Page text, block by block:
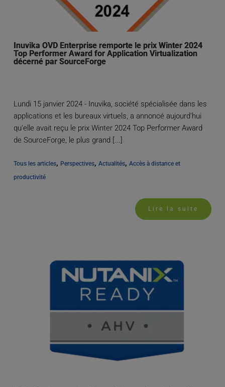
Inuvika OVD Enterprise remporte le prix Winter 2024
Top Performer Award for Application Virtualization
décerné par SourceForge
Lundi 15 janvier 2024 - Inuvika, société spécialisée dans les
applications et les bureaux virtuels, a annoncé aujourd'hui
qu'elle avait reçu le prix Winter 2024 Top Performer Award
de SourceForge, le plus grand [...]
Tous les articles, Perspectives, Actualités, Accès à distance et
productivité
Lire la suite